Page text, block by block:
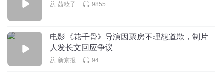
茜籹子 9855
电影《花千骨》导演因票房不理想道歉，制片
人发长文回应争议
新京报 94